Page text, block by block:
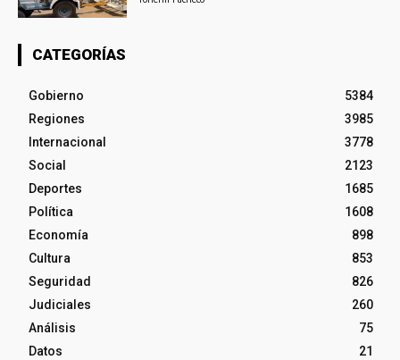
CATEGORÍAS
Gobierno
5384
Regiones
3985
Internacional
3778
Social
2123
Deportes
1685
Política
1608
Economía
898
Cultura
853
Seguridad
826
Judiciales
260
Análisis
75
Datos
21